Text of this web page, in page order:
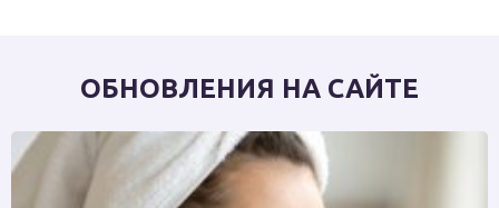
ОБНОВЛЕНИЯ НА САЙТЕ